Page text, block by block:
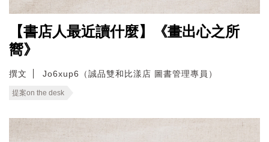
【書店人最近讀什麼】《畫出心之所
嚮》
撰文 Jo6xup6（誠品雙和比漾店 圖書管理專員）
提案on the desk